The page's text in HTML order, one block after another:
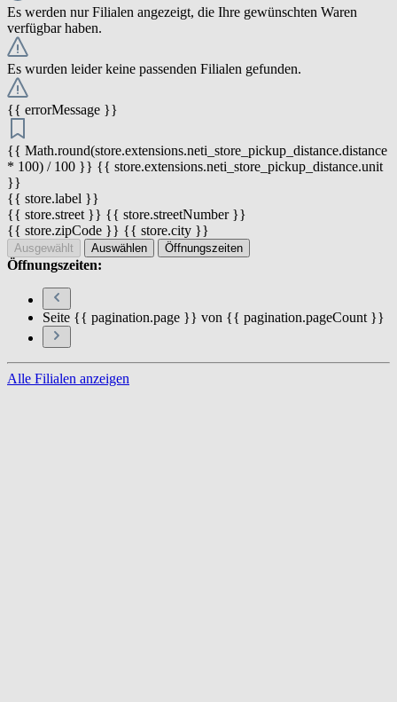
Es werden nur Filialen angezeigt, die Ihre gewünschten Waren
verfügbar haben.
Es wurden leider keine passenden Filialen gefunden.
{{ errorMessage }}
{{ Math.round(store.extensions.neti_store_pickup_distance.distance
* 100) / 100 }} {{ store.extensions.neti_store_pickup_distance.unit
}}
{{ store.label }}
{{ store.street }} {{ store.streetNumber }}
{{ store.zipCode }} {{ store.city }}
Ausgewählt Auswählen Öffnungszeiten
Öffnungszeiten:
Seite {{ pagination.page }} von {{ pagination.pageCount }}
Alle Filialen anzeigen